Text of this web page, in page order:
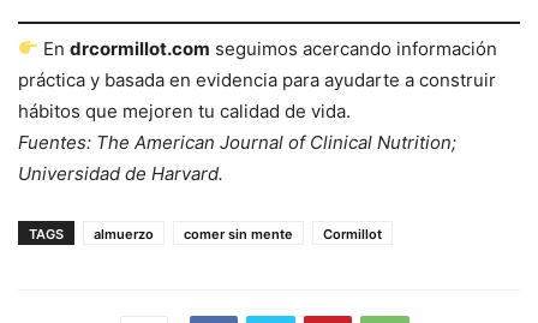
Endrcormillot.com seguimos acercando información
práctica y basada en evidencia para ayudarte a construir
hábitos que mejoren tu calidad de vida.
Fuentes: The American Journal of Clinical Nutrition;
Universidad de Harvard.
TAGS almuerzo comer sin mente Cormillot